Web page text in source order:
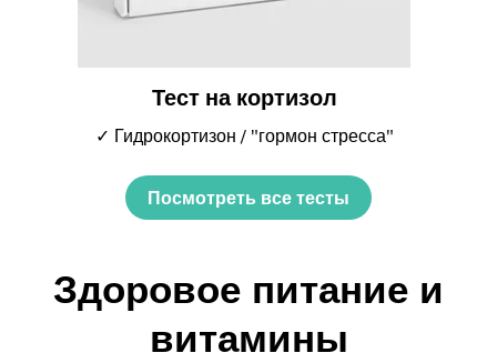
Тест на кортизол
✓ Гидрокортизон / "гормон стресса"
Посмотреть все тесты
Здоровое питание и
витамины